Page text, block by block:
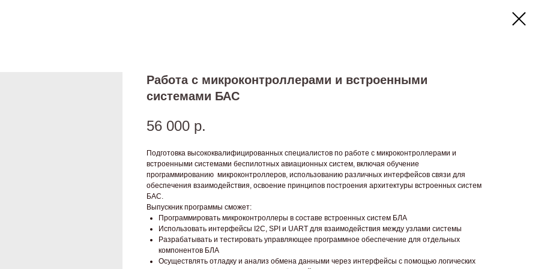
Работа с микроконтроллерами и встроенными
системами БАС
56 000 р.
Подготовка высококвалифицированных специалистов по работе с микроконтроллерами и
встроенными системами беспилотных авиационных систем, включая обучение
программированию микроконтроллеров, использованию различных интерфейсов связи для
обеспечения взаимодействия, освоение принципов построения архитектуры встроенных систем
БАС.
Выпускник программы сможет:
Программировать микроконтроллеры в составе встроенных систем БЛА
Использовать интерфейсы I2C, SPI и UART для взаимодействия между узлами системы
Разрабатывать и тестировать управляющее программное обеспечение для отдельных
компонентов БЛА
Осуществлять отладку и анализ обмена данными через интерфейсы с помощью логических